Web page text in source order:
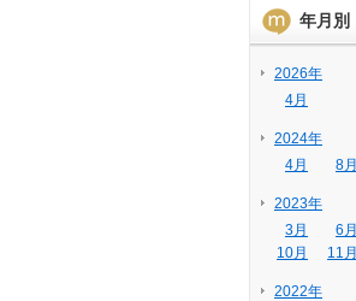
年月別
2026年
4月
2024年
4月
8月
2023年
3月
6月
10月
11月
2022年